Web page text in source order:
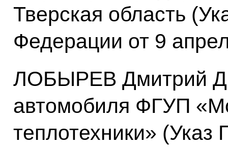
Тверская область
Федерации от 9
ЛОБЫРЕВ Дмитрий
автомобиля ФГУП
теплотехники» (Указ